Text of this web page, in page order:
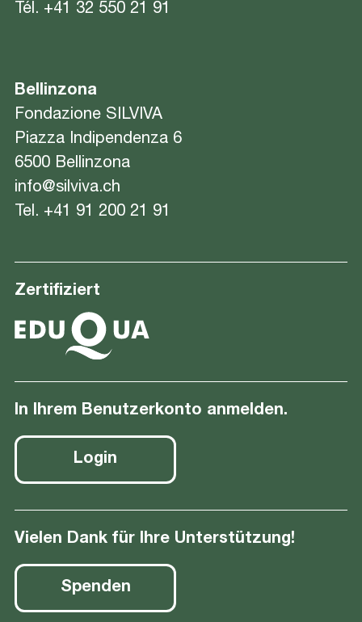
Tél. +41 32 550 21 91
Bellinzona
Fondazione SILVIVA
Piazza Indipendenza 6
6500 Bellinzona
info@silviva.ch
Tel. +41 91 200 21 91
Zertifiziert
In Ihrem Benutzerkonto anmelden.
Login
Vielen Dank für Ihre Unterstützung!
Spenden